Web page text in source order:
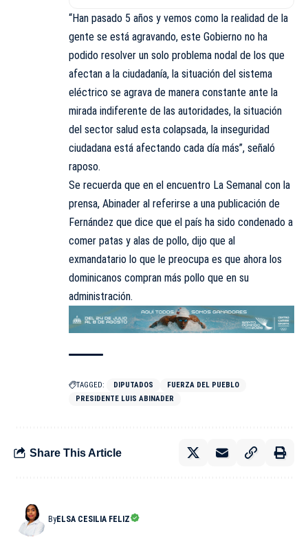
“Han pasado 5 años y vemos como la realidad de la
gente se está agravando, este Gobierno no ha
podido resolver un solo problema nodal de los que
afectan a la ciudadanía, la situación del sistema
eléctrico se agrava de manera constante ante la
mirada indiferente de las autoridades, la situación
del sector salud esta colapsada, la inseguridad
ciudadana está afectando cada día más”, señaló
raposo.
Se recuerda que en el encuentro La Semanal con la
prensa, Abinader al referirse a una publicación de
Fernández que dice que el país ha sido condenado a
comer patas y alas de pollo, dijo que al
exmandatario lo que le preocupa es que ahora los
dominicanos compran más pollo que en su
administración.
TAGGED: DIPUTADOS
FUERZA DEL PUEBLO
PRESIDENTE LUIS ABINADER
Share This Article
ByELSA CESILIA FELIZ